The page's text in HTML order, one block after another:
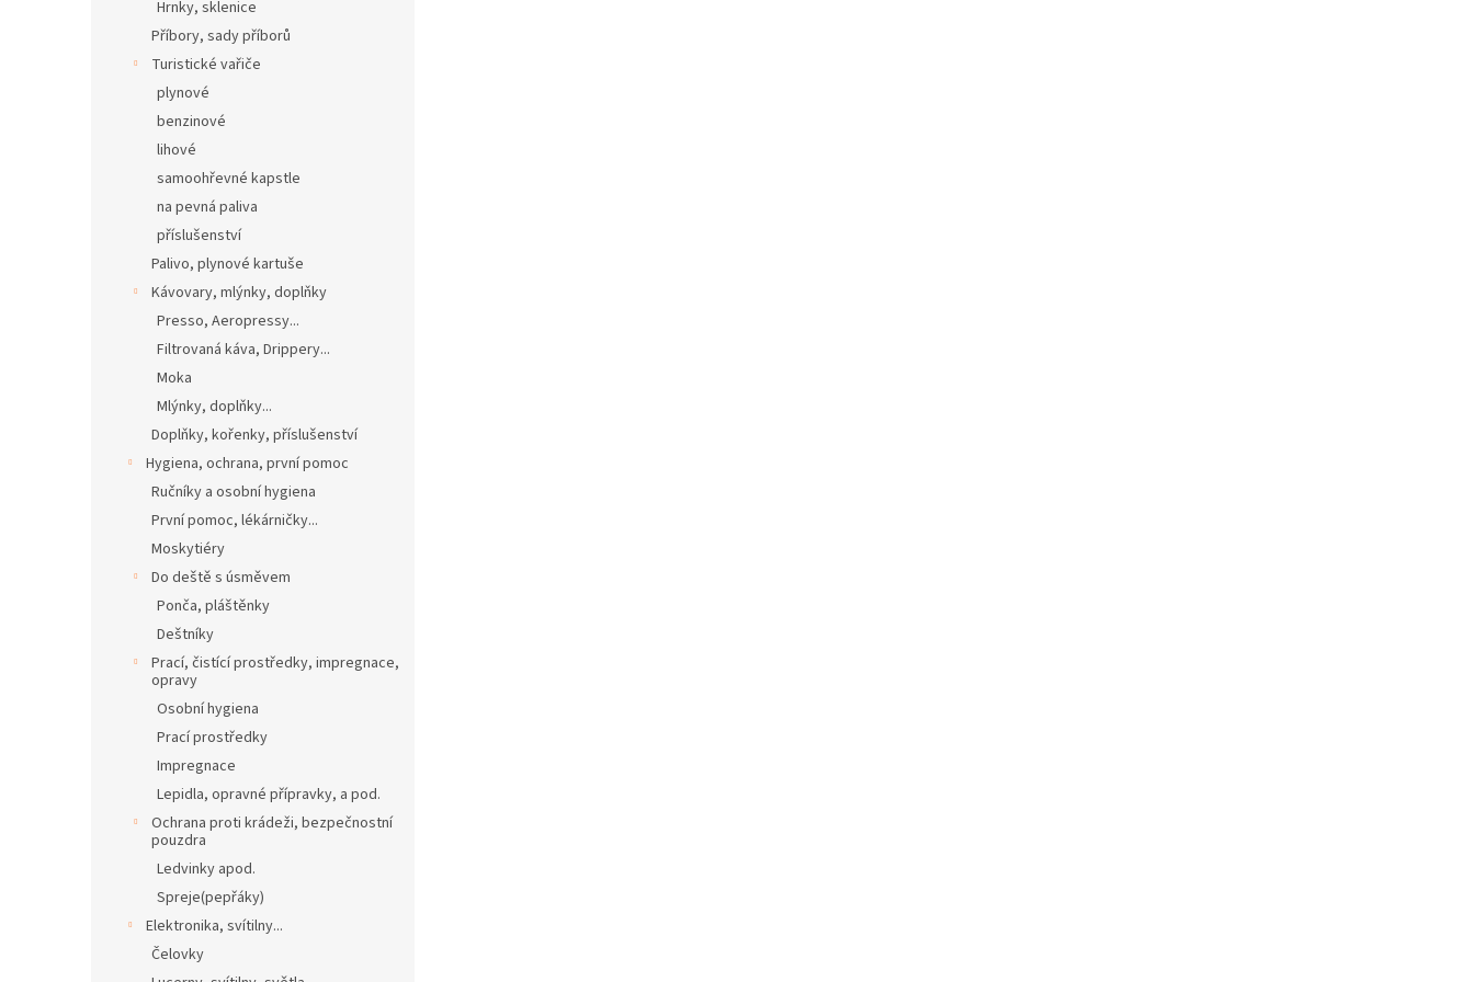
Hrnky, sklenice
Příbory, sady příborů
Turistické vařiče
plynové
benzinové
lihové
samoohřevné kapstle
na pevná paliva
příslušenství
Palivo, plynové kartuše
Kávovary, mlýnky, doplňky
Presso, Aeropressy...
Filtrovaná káva, Drippery...
Moka
Mlýnky, doplňky...
Doplňky, kořenky, příslušenství
Hygiena, ochrana, první pomoc
Ručníky a osobní hygiena
První pomoc, lékárničky...
Moskytiéry
Do deště s úsměvem
Ponča, pláštěnky
Deštníky
Prací, čistící prostředky, impregnace,
opravy
Osobní hygiena
Prací prostředky
Impregnace
Lepidla, opravné přípravky, a pod.
Ochrana proti krádeži, bezpečnostní
pouzdra
Ledvinky apod.
Spreje(pepřáky)
Elektronika, svítilny...
Čelovky